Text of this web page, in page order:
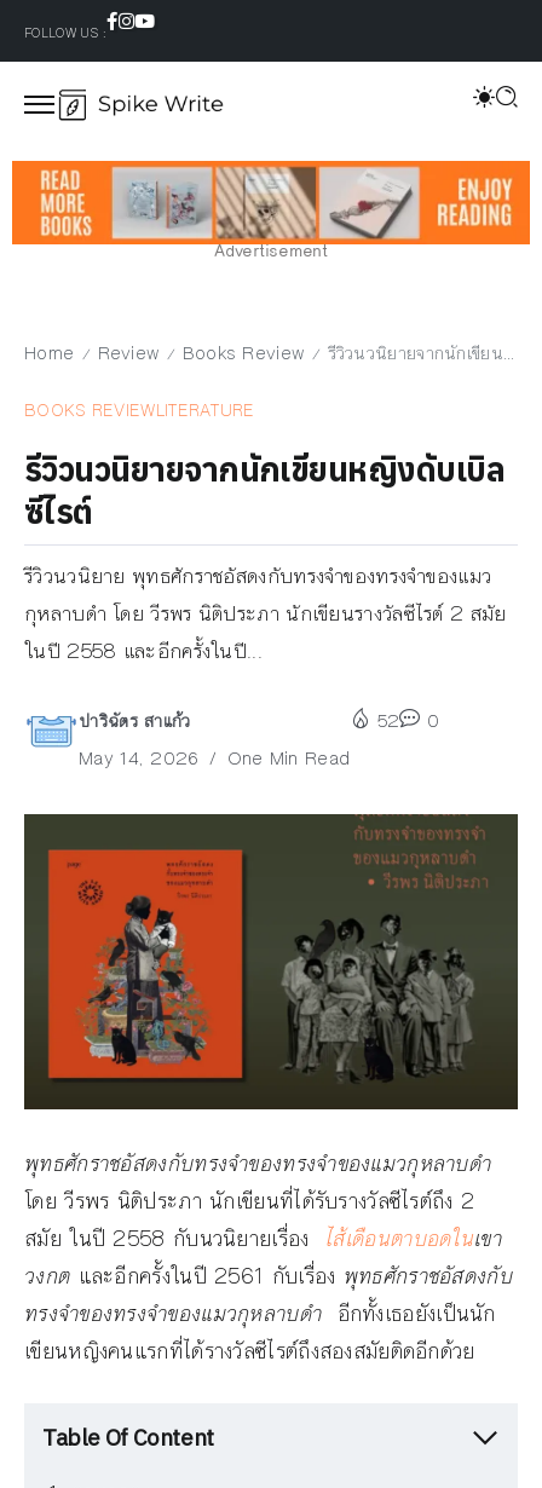
FOLLOW US :
Advertisement
Home / Review / Books Review / รีวิวนวนิยายจากนักเขียนหญิงดับเบิลซีไรต์
BOOKS REVIEWLITERATURE
รีวิวนวนิยายจากนักเขียนหญิงดับเบิล
ซีไรต์
รีวิวนวนิยาย พุทธศักราชอัสดงกับทรงจำของทรงจำของแมว
กุหลาบดำ โดย วีรพร นิติประภา นักเขียนรางวัลซีไรต์ 2 สมัย
ในปี 2558 และอีกครั้งในปี...
ปาริฉัตร สาแก้ว
May 14, 2026
One Min Read
52 0
พุทธศักราชอัสดงกับทรงจำของทรงจำของแมวกุหลาบดำ
โดย วีรพร นิติประภา นักเขียนที่ได้รับรางวัลซีไรต์ถึง 2
สมัย ในปี 2558 กับนวนิยายเรื่อง ไส้เดือนตาบอดในเขา
วงกต และอีกครั้งในปี 2561 กับเรื่อง พุทธศักราชอัสดงกับ
ทรงจำของทรงจำของแมวกุหลาบดำอีกทั้งเธอยังเป็นนัก
เขียนหญิงคนแรกที่ได้รางวัลซีไรต์ถึงสองสมัยติดอีกด้วย
Table Of Content